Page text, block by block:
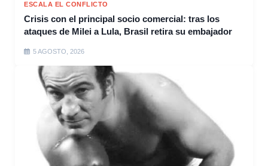
ESCALA EL CONFLICTO
Crisis con el principal socio comercial: tras los
ataques de Milei a Lula, Brasil retira su embajador
5 AGOSTO, 2026